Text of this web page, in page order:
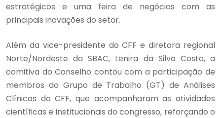
estratégicos e uma feira de negócios com as
principais inovações do setor.
Além da vice-presidente do CFF e diretora regional
Norte/Nordeste da SBAC, Lenira da Silva Costa, a
comitiva do Conselho contou com a participação de
membros do Grupo de Trabalho (GT) de Análises
Clínicas do CFF, que acompanharam as atividades
científicas e institucionais do congresso, reforçando o